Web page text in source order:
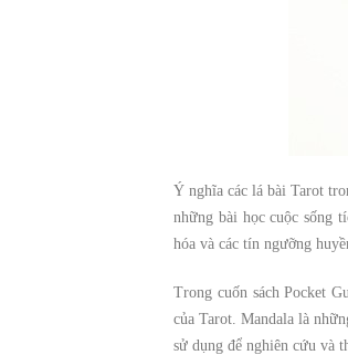
Ý nghĩa các lá bài Tarot
những bài học cuộc sống
hóa và các tín ngưỡng
Trong cuốn sách Pocket
của Tarot. Mandala là
sử dụng để nghiên cứu và